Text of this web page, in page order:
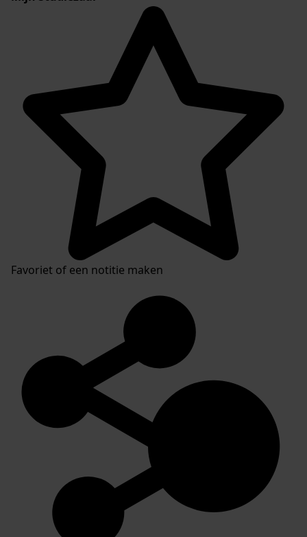
Favoriet of een notitie maken